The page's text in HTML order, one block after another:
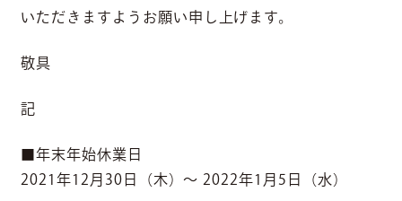
いただきますようお願い申し上げます。
敬具
記
■年末年始休業日
2021年12月30日（木）～ 2022年1月5日（水）